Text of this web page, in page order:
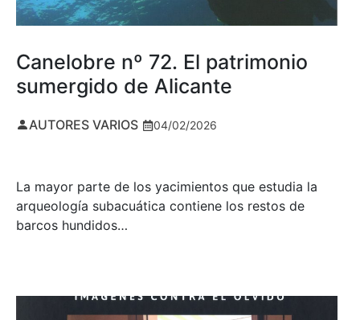
Canelobre nº 72. El patrimonio
sumergido de Alicante
AUTORES VARIOS 04/02/2026
La mayor parte de los yacimientos que estudia la
arqueología subacuática contiene los restos de
barcos hundidos…